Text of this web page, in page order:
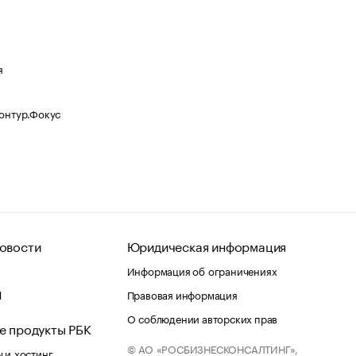
продукты РБК
хостинг
Юридическая информация
Информация об ограничениях
Правовая информация
О соблюдении авторских прав
© АО «РОСБИЗНЕСКОНСАЛТИНГ»,